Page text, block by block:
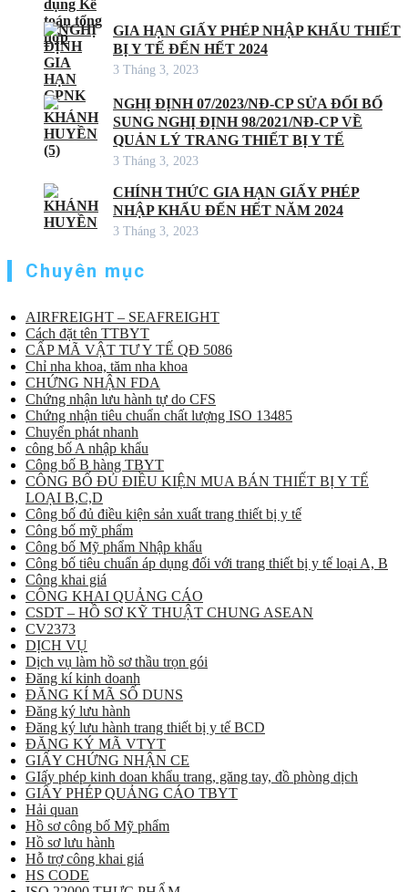
GIA HẠN GIẤY PHÉP NHẬP KHẨU THIẾT
BỊ Y TẾ ĐẾN HẾT 2024
3 Tháng 3, 2023
NGHỊ ĐỊNH 07/2023/NĐ-CP SỬA ĐỔI BỔ
SUNG NGHỊ ĐỊNH 98/2021/NĐ-CP VỀ
QUẢN LÝ TRANG THIẾT BỊ Y TẾ
3 Tháng 3, 2023
CHÍNH THỨC GIA HẠN GIẤY PHÉP
NHẬP KHẨU ĐẾN HẾT NĂM 2024
3 Tháng 3, 2023
Chuyên mục
AIRFREIGHT – SEAFREIGHT
Cách đặt tên TTBYT
CẤP MÃ VẬT TƯ Y TẾ QĐ 5086
Chỉ nha khoa, tăm nha khoa
CHỨNG NHẬN FDA
Chứng nhận lưu hành tự do CFS
Chứng nhận tiêu chuẩn chất lượng ISO 13485
Chuyển phát nhanh
công bố A nhập khẩu
Công bố B hàng TBYT
CÔNG BỐ ĐỦ ĐIỀU KIỆN MUA BÁN THIẾT BỊ Y TẾ
LOẠI B,C,D
Công bố đủ điều kiện sản xuất trang thiết bị y tế
Công bố mỹ phẩm
Công bố Mỹ phẩm Nhập khẩu
Công bố tiêu chuẩn áp dụng đối với trang thiết bị y tế loại A, B
Công khai giá
CÔNG KHAI QUẢNG CÁO
CSDT – HỒ SƠ KỸ THUẬT CHUNG ASEAN
CV2373
DỊCH VỤ
Dịch vụ làm hồ sơ thầu trọn gói
Đăng kí kinh doanh
ĐĂNG KÍ MÃ SỐ DUNS
Đăng ký lưu hành
Đăng ký lưu hành trang thiết bị y tế BCD
ĐĂNG KÝ MÃ VTYT
GIẤY CHỨNG NHẬN CE
GIấy phép kinh doan khẩu trang, găng tay, đồ phòng dịch
GIẤY PHÉP QUẢNG CÁO TBYT
Hải quan
Hồ sơ công bố Mỹ phẩm
Hồ sơ lưu hành
Hỗ trợ công khai giá
HS CODE